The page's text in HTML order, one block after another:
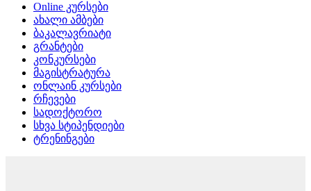
Online კურსები
ახალი ამბები
ბაკალავრიატი
გრანტები
კონკურსები
მაგისტრატურა
ონლაინ კურსები
რჩევები
სადოქტორო
სხვა სტიპენდიები
ტრენინგები